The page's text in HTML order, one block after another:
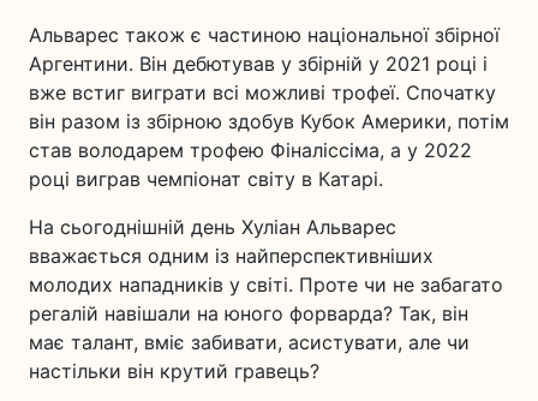
Альварес також є частиною національної збірної
Аргентини. Він дебютував у збірній у 2021 році і
вже встиг виграти всі можливі трофеї. Спочатку
він разом із збірною здобув Кубок Америки, потім
став володарем трофею Фіналіссіма, а у 2022
році виграв чемпіонат світу в Катарі.
На сьогоднішній день Хуліан Альварес
вважається одним із найперспективніших
молодих нападників у світі. Проте чи не забагато
регалій навішали на юного форварда? Так, він
має талант, вміє забивати, асистувати, але чи
настільки він крутий гравець?